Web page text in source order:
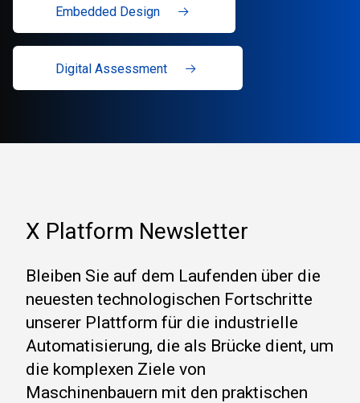
Embedded Design
Digital Assessment
X Platform Newsletter
Bleiben Sie auf dem Laufenden über die
neuesten technologischen Fortschritte
unserer Plattform für die industrielle
Automatisierung, die als Brücke dient, um
die komplexen Ziele von
Maschinenbauern mit den praktischen